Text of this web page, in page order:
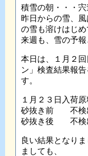
積雪の朝・・・
昨日からの雪、
の雪も溶けはじめ
来週も、雪の予報
本日は、１月２
ン」検査結果報
す。
１月２３日入荷
砂抜き前 不検
砂抜き後 不検
良い結果となり
ましても、